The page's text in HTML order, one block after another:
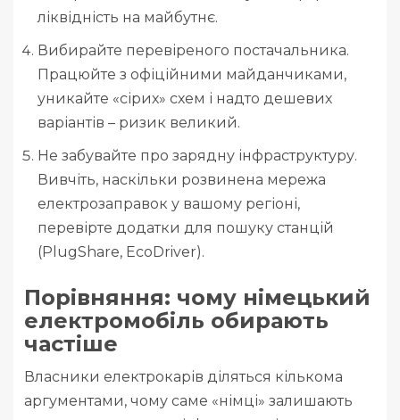
ліквідність на майбутнє.
Вибирайте перевіреного постачальника.
Працюйте з офіційними майданчиками,
уникайте «сірих» схем і надто дешевих
варіантів – ризик великий.
Не забувайте про зарядну інфраструктуру.
Вивчіть, наскільки розвинена мережа
електрозаправок у вашому регіоні,
перевірте додатки для пошуку станцій
(PlugShare, EcoDriver).
Порівняння: чому німецький
електромобіль обирають
частіше
Власники електрокарів діляться кількома
аргументами, чому саме «німці» залишають